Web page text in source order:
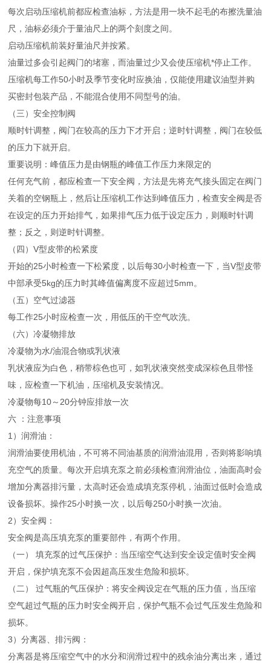
每次启动压缩机前都应检查油标，方法是用一块不起毛的布擦洗量油
尺，油标必须介于量油尺上的两个刻度之间。
启动压缩机前装好量油尺并按紧。
油量过多会引起阀门的堵塞，而油量过少又会使压缩机*停止工作。
压缩机每工作50小时及季节变化时应换油，仅能使用建议油型并购
买密封包装产品，不能混合使用不同型号的油。
（三）安全控制阀
顺时针调整，阀门在较高的压力下才开启；逆时针调整，阀门在较低
的压力下就开启。
重要说明：峰值压力是由钢瓶的峰值工作压力来限定的
任何充气前，都应检查一下安全阀，方法是先将充气接头固定在阀门
关着的空钢瓶上，然后让压缩机工作达到峰值压力，检查安全阀是否
在设定的压力开始排气，如果排气压力低于设定压力，则顺时针调
整；反之，则逆时针调整。
（四）V型皮带的松紧度
开始的25小时检查一下松紧度，以后每30小时检查一下，当V型皮带
中部承受5kg的压力时其峰值偏离度不应超过5mm。
（五）空气过滤器
每工作25小时应检查一次，用低压的干空气吹洗。
（六）冷凝物排放
冷凝物为水/油混合物或乳状液
乳状液应为白色，稍带棕色也可，如乳状液突然变成深棕色且带怪
味，应检查一下机油，压缩机及安装情况。
冷凝物每10～20分钟应排放一次
六 ：注意事项
1）润滑油：
润滑油要使用机油，不可将不同油基质的润滑油混用，否则将影响填
充空气的质量。每次开启填充泵之前必须检查润滑油位，油面高时会
增加分离器排污量，太高时还会造成填充泵停机，油面过低时会造成
设备损坏。操作25小时换一次，以后每250小时换一次油。
2）安全阀：
安全阀是高压填充泵的重要部件，有两个作用。
（一） 填充泵的过气压保护：当压缩空气达到安全设定值时安全阀
开启，保护填充泵不会因超高压发生危险和损坏。
（二） 过气瓶的气压保护：将安全阀设定在气瓶的压力值，当压缩
空气超过气瓶的压力时安全阀开启，保护气瓶不会过气压发生危险和
损坏。
3）分离器、排污阀：
分离器是将压缩空气中的水分和润滑过程中的残余油分离出来，通过